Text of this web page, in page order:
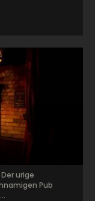
urige
Pub